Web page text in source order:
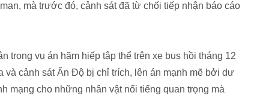
mà trước đó, cảnh sát đã từ chối tiếp nhận báo cáo
trong vụ án hãm hiếp tập thể trên xe bus hồi tháng 12
cảnh sát Ấn Độ bị chỉ trích, lên án mạnh mẽ bởi dư
mạng cho những nhân vật nổi tiếng quan trọng mà